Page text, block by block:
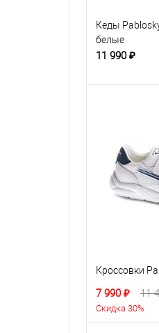
Кеды
белые
11 990 ₽
Кроссовки
7 990 ₽ 11
Скидка 30%